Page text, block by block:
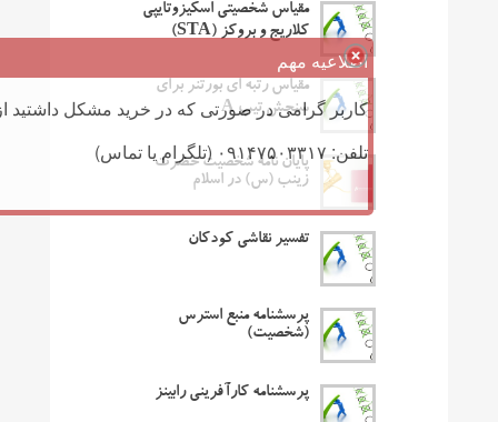
مقیاس شخصیتی اسکیزوتایپی
کلاریج و بروکز (STA)
مقیاس رتبه ای بورتنر برای
سنجش تیپ A
پایان نامه شخصیت حضرت
زینب (س) در اسلام
تفسیر نقاشی کودکان
پرسشنامه منبع استرس
(شخصیت)
پرسشنامه کارآفرینی رابینز
اطلاعیه مهم
کاربر گرامی در صورتی که در خرید مشکل داشتید
تلفن: ۰۹۱۴۷۵۰۳۳۱۷ (تلگرام یا تماس)